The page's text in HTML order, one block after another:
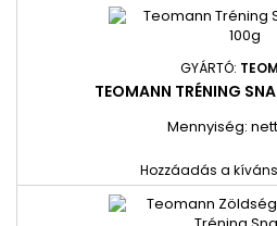
GYÁRTÓ:
TEOMANN TRÉNING
Mennyiség:
Hozzáadás a